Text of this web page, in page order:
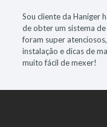
Sou cliente da Haniger
de obter um sistema
foram super
instalação e dicas de
muito fácil de mexer!